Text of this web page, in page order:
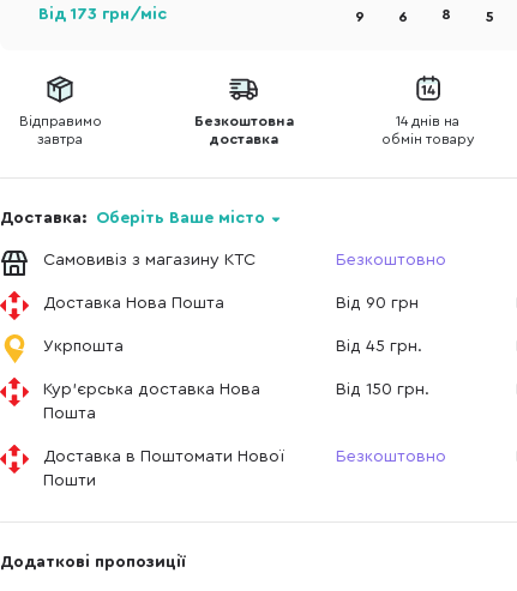
Від 173 грн/міс 9 6 8 5
Відправимо
завтра
Безкоштовна
доставка
14 днів на
обмін товару
Доставка: Оберіть Ваше місто
Самовивіз з магазину КТС Безкоштовно
Доставка Нова Пошта Від 90 грн
Укрпошта Від 45 грн.
Кур'єрська доставка Нова
Пошта
Від 150 грн.
Доставка в Поштомати Нової
Пошти
Безкоштовно
Додаткові пропозиції